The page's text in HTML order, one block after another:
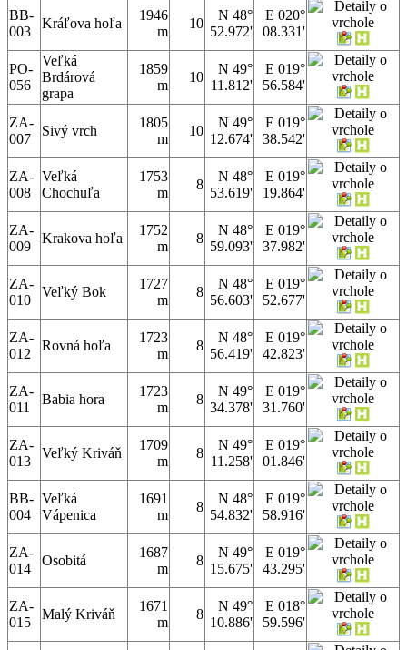
BB-
003
Kráľova hoľa
1946
m
10
N 48°
52.972'
E 020°
08.331'
PO-
056
Veľká
Brdárová
grapa
1859
m
10
N 49°
11.812'
E 019°
56.584'
ZA-
007
Sivý vrch
1805
m
10
N 49°
12.674'
E 019°
38.542'
ZA-
008
Veľká
Chochuľa
1753
m
8
N 48°
53.619'
E 019°
19.864'
ZA-
009
Krakova hoľa
1752
m
8
N 48°
59.093'
E 019°
37.982'
ZA-
010
Veľký Bok
1727
m
8
N 48°
56.603'
E 019°
52.677'
ZA-
012
Rovná hoľa
1723
m
8
N 48°
56.419'
E 019°
42.823'
ZA-
011
Babia hora
1723
m
8
N 49°
34.378'
E 019°
31.760'
ZA-
013
Veľký Kriváň
1709
m
8
N 49°
11.258'
E 019°
01.846'
BB-
004
Veľká
Vápenica
1691
m
8
N 48°
54.832'
E 019°
58.916'
ZA-
014
Osobitá
1687
m
8
N 49°
15.675'
E 019°
43.295'
ZA-
015
Malý Kriváň
1671
m
8
N 49°
10.886'
E 018°
59.596'